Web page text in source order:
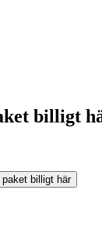
billigt
billigt här